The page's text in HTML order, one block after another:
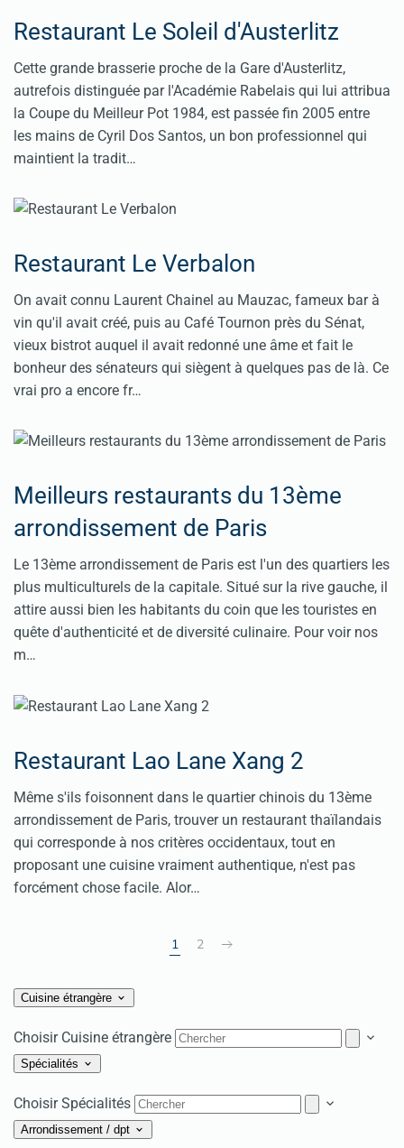
Restaurant Le Soleil d'Austerlitz
Cette grande brasserie proche de la Gare d'Austerlitz,
autrefois distinguée par l'Académie Rabelais qui lui attribua
la Coupe du Meilleur Pot 1984, est passée fin 2005 entre
les mains de Cyril Dos Santos, un bon professionnel qui
maintient la tradit…
Restaurant Le Verbalon
On avait connu Laurent Chainel au Mauzac, fameux bar à
vin qu'il avait créé, puis au Café Tournon près du Sénat,
vieux bistrot auquel il avait redonné une âme et fait le
bonheur des sénateurs qui siègent à quelques pas de là. Ce
vrai pro a encore fr…
Meilleurs restaurants du 13ème
arrondissement de Paris
Le 13ème arrondissement de Paris est l'un des quartiers les
plus multiculturels de la capitale. Situé sur la rive gauche, il
attire aussi bien les habitants du coin que les touristes en
quête d'authenticité et de diversité culinaire. Pour voir nos
m…
Restaurant Lao Lane Xang 2
Même s'ils foisonnent dans le quartier chinois du 13ème
arrondissement de Paris, trouver un restaurant thaïlandais
qui corresponde à nos critères occidentaux, tout en
proposant une cuisine vraiment authentique, n'est pas
forcément chose facile. Alor…
1 2
Cuisine étrangère
Choisir Cuisine étrangère
Spécialités
Choisir Spécialités
Arrondissement / dpt